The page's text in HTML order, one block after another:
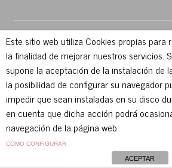
Salama García Blanco SLP
Política de privacidad
Política de cookies
Este sitio web utiliza Cookies propias
la finalidad de mejorar nuestros servicios.
supone la aceptación de la instalación de
la posibilidad de configurar su navegador
impedir que sean instaladas en su disco
en cuenta que dicha acción podrá
navegación de la página web.
COMO CONFIGURAR
ACEPTAR